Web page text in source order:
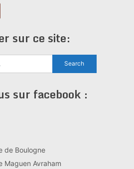
sur ce site:
sur facebook :
de Boulogne
Maguen Avraham